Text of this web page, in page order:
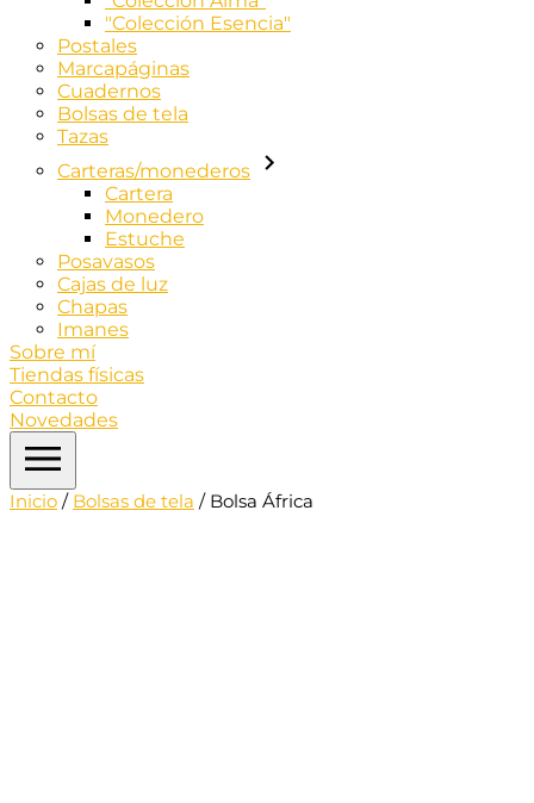
"Colección Esencia"
Postales
Marcapáginas
Cuadernos
Bolsas de tela
Tazas
Carteras/monederos
Cartera
Monedero
Estuche
Posavasos
Cajas de luz
Chapas
Imanes
Sobre mí
Tiendas físicas
Contacto
Novedades
Inicio / Bolsas de tela / Bolsa África